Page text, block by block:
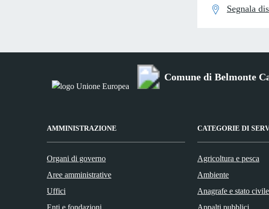
Segnala
Comune di Belmonte
AMMINISTRAZIONE
Organi di governo
Aree amministrative
Uffici
CATEGORIE DI
Agricoltura e pesca
Ambiente
Anagrafe e stato civile